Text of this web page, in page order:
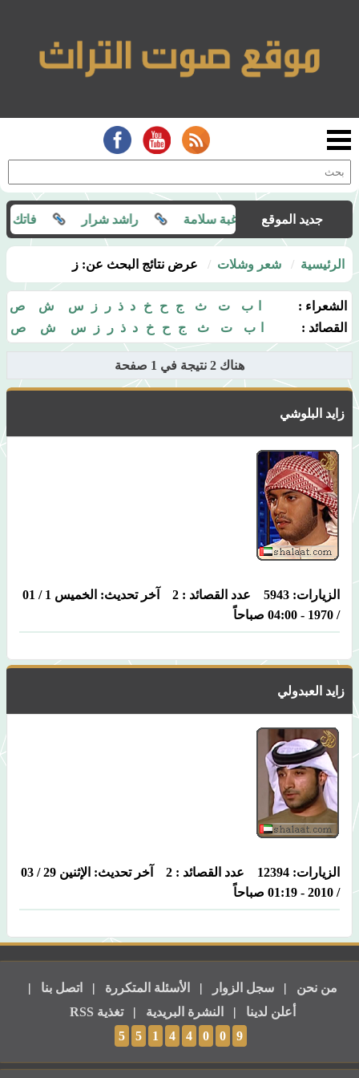
جديد الموقع
المقالات : غبة سلامة راشد شرار فاتك بن
الرئيسية شعر وشلات عرض نتائج البحث عن: ز
الشعراء : ب ت ث ج ح خ د ذ ر ز س ش
ص
القصائد :
ب ت ث ج ح خ د ذ ر ز س ش ص
هناك 2 نتيجة في 1 صفحة
زايد البلوشي
الزيارات: 5943 عدد القصائد : 2 آخر تحديث: الخميس 1 / 01
/ 1970 - 04:00 صباحاً
زايد العبدولي
الزيارات: 12394 عدد القصائد : 2 آخر تحديث: الإثنين 29 / 03
/ 2010 - 01:19 صباحاً
من نحن | سجل الزوار | الأسئلة المتكررة | اتصل بنا |
أعلن لدينا | النشرة البريدية |تغذية RSS
5
5 1 4 4 0 0 9